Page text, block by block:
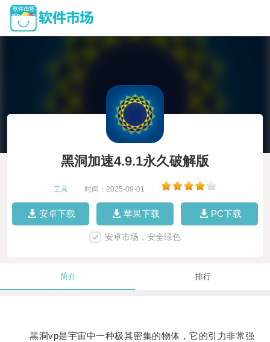
黑洞加速4.9.1永久破解版
工具 时间：2025-09-01
安卓下载 苹果下载 PC下载
安卓市场，安全绿色
简介 排行
黑洞vp是宇宙中一种极其密集的物体，它的引力非常强